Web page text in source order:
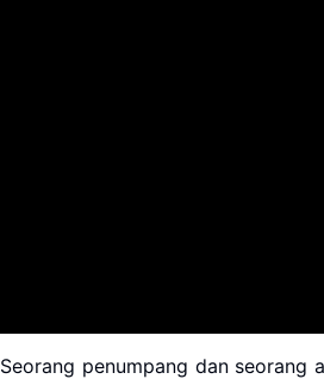
Seorang penumpang dan